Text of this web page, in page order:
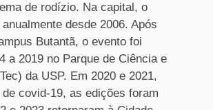
de rodízio. Na capital, o
desde 2006. Após
Butantã, o evento foi
a 2019 no Parque de Ciência e
da USP. Em 2020 e 2021,
covid-19, as edições foram